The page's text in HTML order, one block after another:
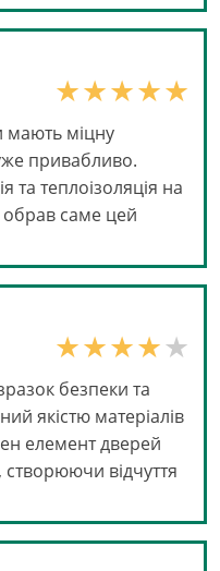
мають міцну
привабливо.
та теплоізоляція на
саме цей
безпеки та
якістю матеріалів
елемент дверей
створюючи відчуття